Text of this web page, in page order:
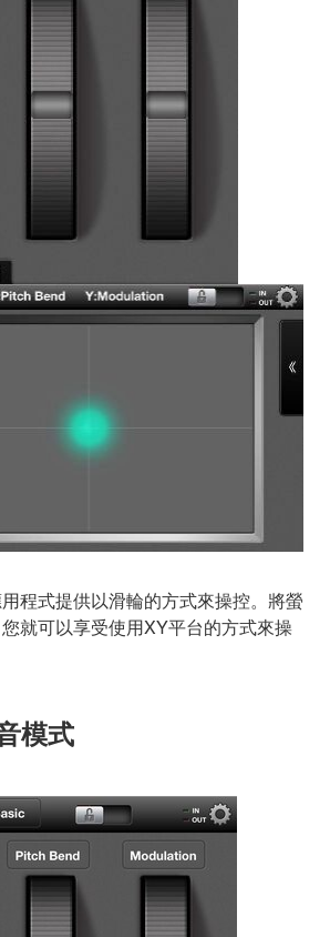
程式提供以滑輪的方式來操控。將螢
就可以享受使用XY平台的方式來操
模式